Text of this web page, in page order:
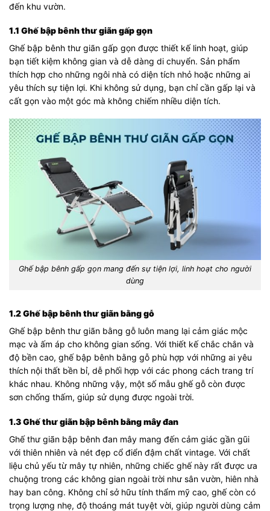
đến khu vườn.
1.1 Ghế bập bênh thư giãn gấp gọn
Ghế bập bênh thư giãn gấp gọn được thiết kế linh hoạt, giúp
bạn tiết kiệm không gian và dễ dàng di chuyển. Sản phẩm
thích hợp cho những ngôi nhà có diện tích nhỏ hoặc những ai
yêu thích sự tiện lợi. Khi không sử dụng, bạn chỉ cần gấp lại và
cất gọn vào một góc mà không chiếm nhiều diện tích.
Ghế bập bênh gấp gọn mang đến sự tiện lợi, linh hoạt cho người
dùng
1.2 Ghế bập bênh thư giãn bằng gỗ
Ghế bập bênh thư giãn bằng gỗ luôn mang lại cảm giác mộc
mạc và ấm áp cho không gian sống. Với thiết kế chắc chắn và
độ bền cao, ghế bập bênh bằng gỗ phù hợp với những ai yêu
thích nội thất bền bỉ, dễ phối hợp với các phong cách trang trí
khác nhau. Không những vậy, một số mẫu ghế gỗ còn được
sơn chống thấm, giúp sử dụng được ngoài trời.
1.3 Ghế thư giãn bập bênh bằng mây đan
Ghế thư giãn bập bênh đan mây mang đến cảm giác gần gũi
với thiên nhiên và nét đẹp cổ điển đậm chất vintage. Với chất
liệu chủ yếu từ mây tự nhiên, những chiếc ghế này rất được ưa
chuộng trong các không gian ngoài trời như sân vườn, hiên nhà
hay ban công. Không chỉ sở hữu tính thẩm mỹ cao, ghế còn có
trọng lượng nhẹ, độ thoáng mát tuyệt vời, giúp người dùng cảm